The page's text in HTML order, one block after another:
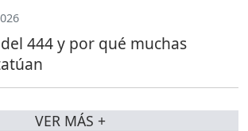
444 y por qué muchas
VER MÁS +